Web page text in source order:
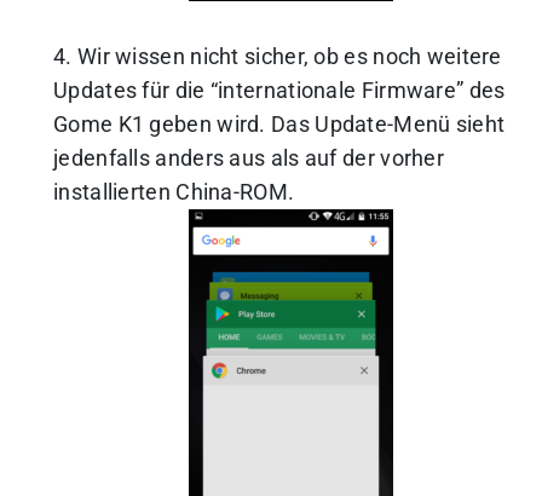
4. Wir wissen nicht sicher, ob es noch weitere
Updates für die “internationale Firmware” des
Gome K1 geben wird. Das Update-Menü sieht
jedenfalls anders aus als auf der vorher
installierten China-ROM.